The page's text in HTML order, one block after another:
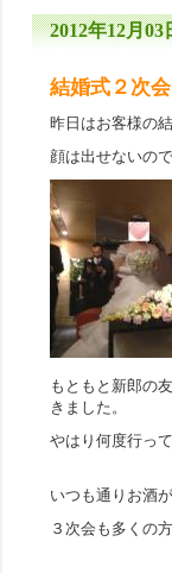
2012年12月03
結婚式２次会
昨日はお客様の
顔は出せないの
もともと新郎の
きました。
やはり何度行っ
いつも通りお酒
３次会も多くの